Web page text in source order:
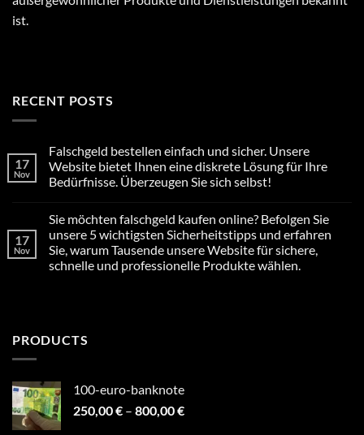
ist.
RECENT POSTS
17
Nov
Falschgeld bestellen einfach und sicher. Unsere
Website bietet Ihnen eine diskrete Lösung für Ihre
Bedürfnisse. Überzeugen Sie sich selbst!
on
bestellen
einfach
und
sicher.
diskrete
Lösung
Überzeugen
Sie
sich
selbst!
17
Nov
Sie möchten falschgeld kaufen online? Befolgen Sie
unsere 5 wichtigsten Sicherheitstipps und erfahren
Sie, warum Tausende unsere Website für sichere,
schnelle und professionelle Produkte wählen.
falschgeld
kaufen
unsere
5
wichtigsten
Sicherheitstipps
und
PRODUCTS
100-euro-banknote​
250,00€ – 800,00€Price